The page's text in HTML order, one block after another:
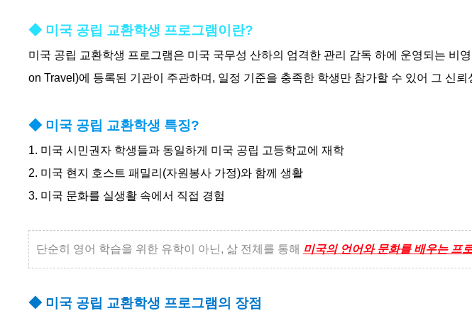
◆ 미국 공립 교환학생 프로그램이란?
미국 공립 교환학생 프로그램은 미국 국무성 산하의 엄격한 관리 감독 하에 운영되는
on Travel)에 등록된 기관이 주관하며, 일정 기준을 충족한 학생만 참가할 수 있어 그 신
◆ 미국 공립 교환학생 특징?
1. 미국 시민권자 학생들과 동일하게 미국 공립 고등학교에 재학
2. 미국 현지 호스트 패밀리(자원봉사 가정)와 함께 생활
3. 미국 문화를 실생활 속에서 직접 경험
단순히 영어 학습을 위한 유학이 아닌, 삶 전체를 통해 미국의 언어와 문화를 배우는 프
◆ 미국 공립 교환학생 프로그램의 장점